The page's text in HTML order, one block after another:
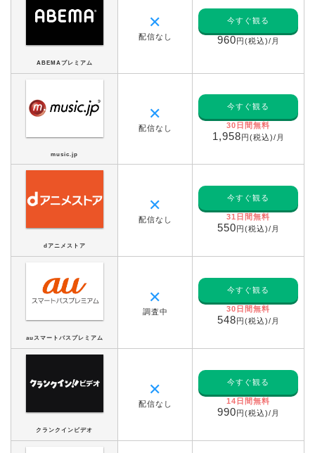
ABEMAプレミアム
✕
配信なし
今すぐ観る
960円(税込)/月
music.jp
✕
配信なし
今すぐ観る
30日間無料
1,958円(税込)/月
dアニメストア
✕
配信なし
今すぐ観る
31日間無料
550円(税込)/月
auスマートパスプレミアム
✕
調査中
今すぐ観る
30日間無料
548円(税込)/月
クランクインビデオ
✕
配信なし
今すぐ観る
14日間無料
990円(税込)/月